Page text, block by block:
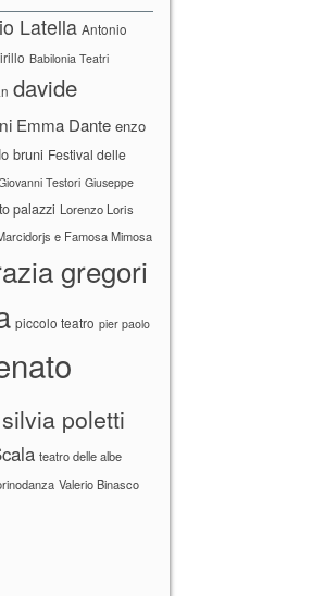
Latella Antonio
Babilonia Teatri
davide
Emma Dante enzo
bruni Festival delle
Testori Giuseppe
palazzi Lorenzo Loris
e Famosa Mimosa
gregori
piccolo teatro pier paolo
silvia poletti
teatro delle albe
Valerio Binasco